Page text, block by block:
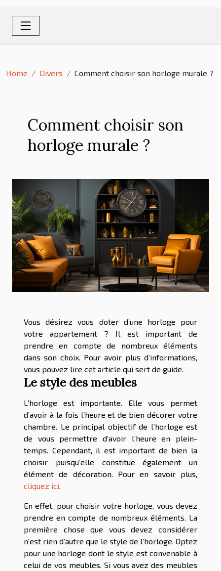
Home Divers Comment choisir son horloge murale ?
Comment choisir son
horloge murale ?
Vous désirez vous doter d’une horloge pour
votre appartement ? Il est important de
prendre en compte de nombreux éléments
dans son choix. Pour avoir plus d’informations,
vous pouvez lire cet article qui sert de guide.
Le style des meubles
L’horloge est importante. Elle vous permet
d’avoir à la fois l’heure et de bien décorer votre
chambre. Le principal objectif de l’horloge est
de vous permettre d’avoir l’heure en plein-
temps. Cependant, il est important de bien la
choisir puisqu’elle constitue également un
élément de décoration. Pour en savoir plus,
cliquez ici
En effet, pour choisir votre horloge, vous devez
prendre en compte de nombreux éléments. La
première chose que vous devez considérer
n'est rien d’autre que le style de l’horloge. Optez
pour une horloge dont le style est convenable à
celui de vos meubles. Si vous avez des meubles